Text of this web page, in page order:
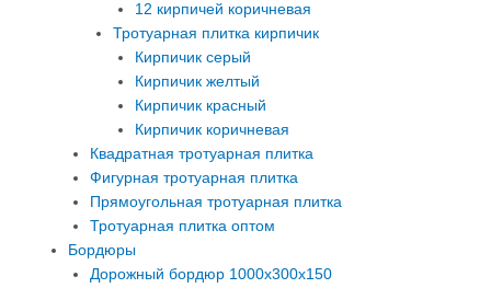
12 кирпичей коричневая
Тротуарная плитка кирпичик
Кирпичик серый
Кирпичик желтый
Кирпичик красный
Кирпичик коричневая
Квадратная тротуарная плитка
Фигурная тротуарная плитка
Прямоугольная тротуарная плитка
Тротуарная плитка оптом
Бордюры
Дорожный бордюр 1000х300х150